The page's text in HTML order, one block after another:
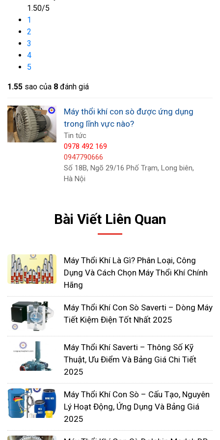
và bảo trì thấp hơn cũng như kéo dài tuổi thọ của
quạt gió.
Ứng dụng nhiệt độ cao
Xử lý nhiệt, giảm căng thẳng, lò công nghiệp và lò
nướng sử dụng đối lưu để lưu thông không khí
động này phải có độ đàn hồi cao, bền và lâu dài để
chịu được các điều kiện nhiệt độ cao.
Bất kể thiết kế và kỹ thuật của máy thổi khí và quạt
gió cho các ứng dụng nhiệt độ cao như thế nào,
chúng đều sẽ bị hao mòn và hỏng hóc do các điều
kiện. Với suy nghĩ này, điều bắt buộc là các máy
thổi khí được sử dụng trong các ứng dụng nhiệt
độ cao phải được theo dõi và bảo trì chặt chẽ để
ngăn ngừa sự cố nghiêm trọng.
Quạt thổi và quạt cắm được thiết kế đặc biệt
thường được sử dụng nhất trong các ứng dụng
1.50/5
1
2
3
4
5
1.55 sao của 8 đánh giá
Máy thổi khí con sò được ứng dụng
trong lĩnh vực nào?
Tin tức
0978 492 169
0947790666
Số 18B, Ngõ 29/16 Phố Trạm, Long biên,
Hà Nội
Bài Viết Liên Quan
Máy Thổi Khí Là Gì? Phân Loại, Công
Dụng Và Cách Chọn Máy Thổi Khí Chính
Hãng
Máy Thổi Khí Con Sò Saverti – Dòng Máy
Tiết Kiệm Điện Tốt Nhất 2025
Máy Thổi Khí Saverti – Thông Số Kỹ
Thuật, Ưu Điểm Và Bảng Giá Chi Tiết
2025
Máy Thổi Khí Con Sò – Cấu Tạo, Nguyên
Lý Hoạt Động, Ứng Dụng Và Bảng Giá
2025